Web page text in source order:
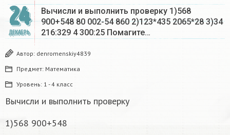
24
ДЕКАБРЬ
Вычисли и выполнить проверку 1)568
900+548 80 002-54 860 2)123*435 2065*28 3)34
216:329 4 300:25 Помагите…
Автор: denromenskiy4839
Предмет: Математика
Уровень: 1 - 4 класс
Вычисли и выполнить проверку
1)568 900+548